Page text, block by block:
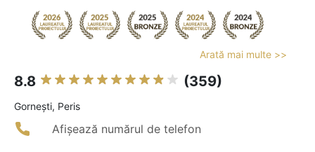
Arată mai multe >>
8.8 (359)
Gorneşti, Peris
Afișează numărul de telefon